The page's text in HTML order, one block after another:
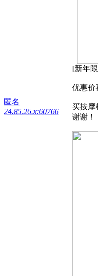
匿名
24.85.26.x:60766
[新年
优惠价
买按摩
谢谢！